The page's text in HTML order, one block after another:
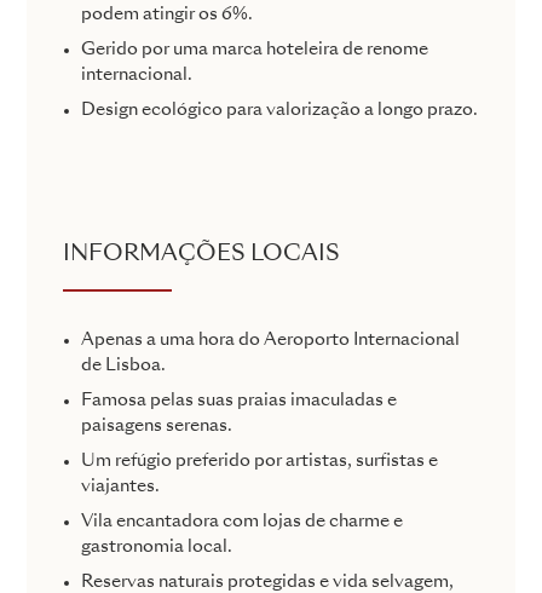
podem atingir os 6%.
Gerido por uma marca hoteleira de renome
internacional.
Design ecológico para valorização a longo prazo.
INFORMAÇÕES LOCAIS
Apenas a uma hora do Aeroporto Internacional
de Lisboa.
Famosa pelas suas praias imaculadas e
paisagens serenas.
Um refúgio preferido por artistas, surfistas e
viajantes.
Vila encantadora com lojas de charme e
gastronomia local.
Reservas naturais protegidas e vida selvagem,